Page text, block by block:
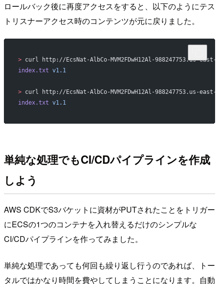
ロールバック後に再度アクセスをすると、以下のようにテス
トリスナーアクセス時のコンテンツが元に戻りました。
> curl http://EcsNat-AlbCo-MVM2FDwH12Al-988247753.us-east-
index.txt v1.1
> curl http://EcsNat-AlbCo-MVM2FDwH12Al-988247753.us-east-
index.txt v1.1
単純な処理でもCI/CDパイプラインを作成
しよう
AWS CDKでS3バケットに資材がPUTされたことをトリガー
にECSの1つのコンテナを入れ替えるだけのシンプルな
CI/CDパイプラインを作ってみました。
単純な処理であっても何回も繰り返し行うのであれば、トー
タルではかなり時間を費やしてしまうことになります。自動